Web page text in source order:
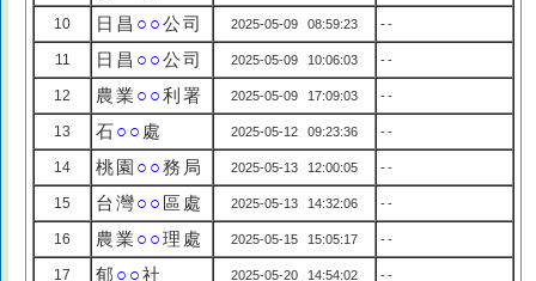
10 日昌 ○○公司 2025-05-09 08:59:23 --
11 日昌 ○○公司 2025-05-09 10:06:03 --
12 農業 ○○利署 2025-05-09 17:09:03 --
13 石○○ 處 2025-05-12 09:23:36 --
14 桃園 ○○務局 2025-05-13 12:00:05 --
15 台灣○○ 區處 2025-05-13 14:32:06 --
16 農業 ○○理處 2025-05-15 15:05:17 --
17 郁○○社 2025-05-20 14:54:02 --